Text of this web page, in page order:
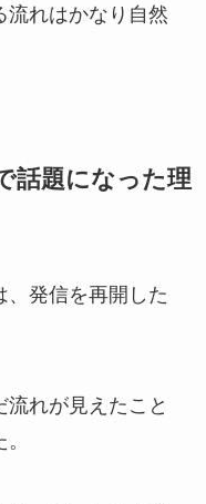
流れはかなり自然
話題になった理
、発信を再開した
れが見えたこと